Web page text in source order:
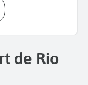
de Rio